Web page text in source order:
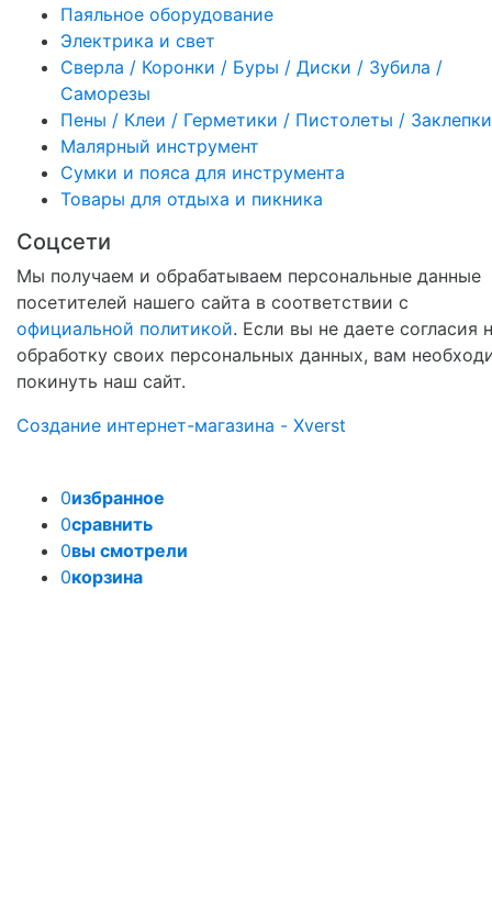
Паяльное оборудование
Электрика и свет
Сверла / Коронки / Буры / Диски / Зубила /
Саморезы
Пены / Клеи / Герметики / Пистолеты / Заклепки
Малярный инструмент
Сумки и пояса для инструмента
Товары для отдыха и пикника
Соцсети
Мы получаем и обрабатываем персональные данные
посетителей нашего сайта в соответствии с
официальной политикой. Если вы не даете согласия
обработку своих персональных данных, вам
покинуть наш сайт.
Создание интернет-магазина - Xverst
0избранное
0сравнить
0вы смотрели
0корзина